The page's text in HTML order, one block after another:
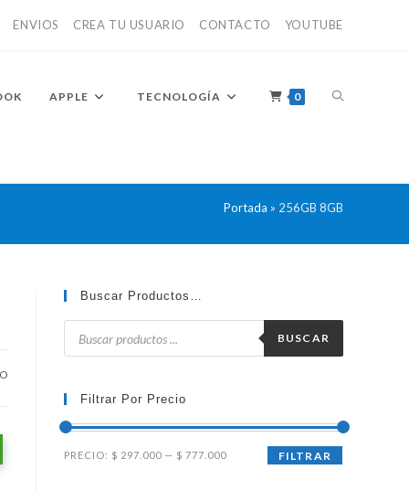
ENVIOS CREA TU USUARIO CONTACTO YOUTUBE
APPLE TECNOLOGÍA 0 ALTERNAR
BÚSQUEDA
WEB
Portada » 256GB 8GB
Buscar Productos…
Búsqueda
productos
BUSCAR
Filtrar Por Precio
Precio
Precio
FILTRAR
PRECIO: $ 297.000 — $ 777.000